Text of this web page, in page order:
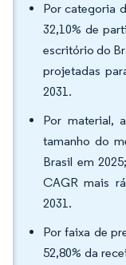
Por categoria
32,10% de
escritório do
projetadas
2031.
Por material,
tamanho do
Brasil em
CAGR mais
2031.
Por faixa de
52,80% da